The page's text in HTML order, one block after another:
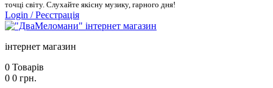
точці світу. Слухайте якісну музику, гарного дня!
Login /Реєстрація
інтернет магазин
0 Товарів
0 0 грн.